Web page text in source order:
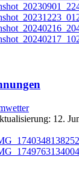
12.